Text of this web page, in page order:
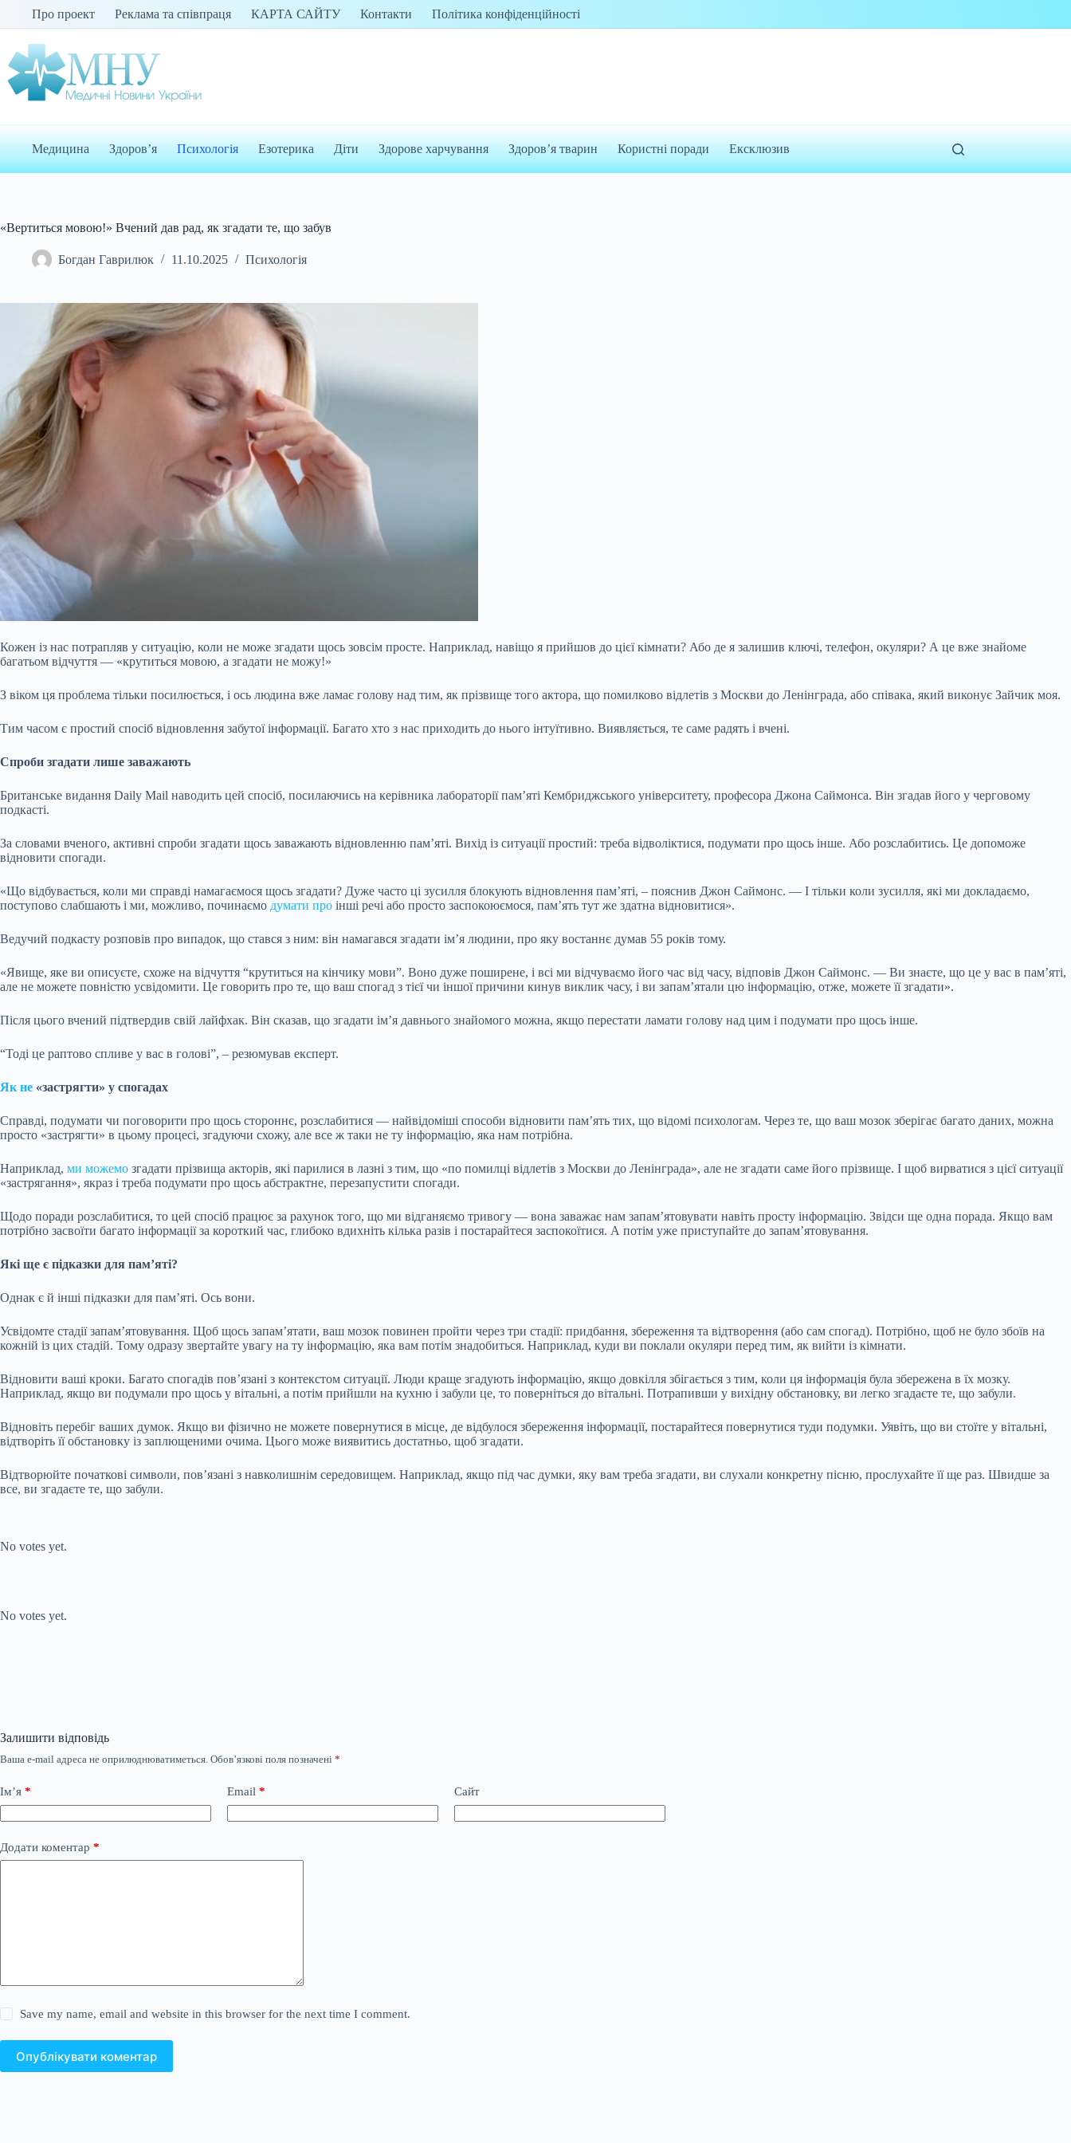
Про проект Реклама та співпраця КАРТА САЙТУ Контакти Політика конфіденційності
Медицина Здоров’я Психологія Езотерика Діти Здорове харчування Здоров’я тварин Користні поради Ексклюзив
«Вертиться мовою!» Вчений дав рад, як згадати те, що забув
Богдан Гаврилюк 11.10.2025 Психологія
Кожен із нас потрапляв у ситуацію, коли не може згадати щось зовсім просте. Наприклад, навіщо я прийшов до цієї кімнати? Або де я залишив ключі, телефон, окуляри? А це вже знайоме
багатьом відчуття — «крутиться мовою, а згадати не можу!»
З віком ця проблема тільки посилюється, і ось людина вже ламає голову над тим, як прізвище того актора, що помилково відлетів з Москви до Ленінграда, або співака, який виконує Зайчик моя.
Тим часом є простий спосіб відновлення забутої інформації. Багато хто з нас приходить до нього інтуїтивно. Виявляється, те саме радять і вчені.
Спроби згадати лише заважають
Британське видання Daily Mail наводить цей спосіб, посилаючись на керівника лабораторії пам’яті Кембриджського університету, професора Джона Саймонса. Він згадав його у черговому
подкасті.
За словами вченого, активні спроби згадати щось заважають відновленню пам’яті. Вихід із ситуації простий: треба відволіктися, подумати про щось інше. Або розслабитись. Це допоможе
відновити спогади.
«Що відбувається, коли ми справді намагаємося щось згадати? Дуже часто ці зусилля блокують відновлення пам’яті, – пояснив Джон Саймонс. — І тільки коли зусилля, які ми докладаємо,
поступово слабшають і ми, можливо, починаємо думати про інші речі або просто заспокоюємося, пам’ять тут же здатна відновитися».
Ведучий подкасту розповів про випадок, що стався з ним: він намагався згадати ім’я людини, про яку востаннє думав 55 років тому.
«Явище, яке ви описуєте, схоже на відчуття “крутиться на кінчику мови”. Воно дуже поширене, і всі ми відчуваємо його час від часу, відповів Джон Саймонс. — Ви знаєте, що це у вас в пам’яті,
але не можете повністю усвідомити. Це говорить про те, що ваш спогад з тієї чи іншої причини кинув виклик часу, і ви запам’ятали цю інформацію, отже, можете її згадати».
Після цього вчений підтвердив свій лайфхак. Він сказав, що згадати ім’я давнього знайомого можна, якщо перестати ламати голову над цим і подумати про щось інше.
“Тоді це раптово спливе у вас в голові”, – резюмував експерт.
Як не «застрягти» у спогадах
Справді, подумати чи поговорити про щось стороннє, розслабитися — найвідоміші способи відновити пам’ять тих, що відомі психологам. Через те, що ваш мозок зберігає багато даних, можна
просто «застрягти» в цьому процесі, згадуючи схожу, але все ж таки не ту інформацію, яка нам потрібна.
Наприклад, ми можемо згадати прізвища акторів, які парилися в лазні з тим, що «по помилці відлетів з Москви до Ленінграда», але не згадати саме його прізвище. І щоб вирватися з цієї ситуації
«застрягання», якраз і треба подумати про щось абстрактне, перезапустити спогади.
Щодо поради розслабитися, то цей спосіб працює за рахунок того, що ми відганяємо тривогу — вона заважає нам запам’ятовувати навіть просту інформацію. Звідси ще одна порада. Якщо вам
потрібно засвоїти багато інформації за короткий час, глибоко вдихніть кілька разів і постарайтеся заспокоїтися. А потім уже приступайте до запам’ятовування.
Які ще є підказки для пам’яті?
Однак є й інші підказки для пам’яті. Ось вони.
Усвідомте стадії запам’ятовування. Щоб щось запам’ятати, ваш мозок повинен пройти через три стадії: придбання, збереження та відтворення (або сам спогад). Потрібно, щоб не було збоїв на
кожній із цих стадій. Тому одразу звертайте увагу на ту інформацію, яка вам потім знадобиться. Наприклад, куди ви поклали окуляри перед тим, як вийти із кімнати.
Відновити ваші кроки. Багато спогадів пов’язані з контекстом ситуації. Люди краще згадують інформацію, якщо довкілля збігається з тим, коли ця інформація була збережена в їх мозку.
Наприклад, якщо ви подумали про щось у вітальні, а потім прийшли на кухню і забули це, то поверніться до вітальні. Потрапивши у вихідну обстановку, ви легко згадаєте те, що забули.
Відновіть перебіг ваших думок. Якщо ви фізично не можете повернутися в місце, де відбулося збереження інформації, постарайтеся повернутися туди подумки. Уявіть, що ви стоїте у вітальні,
відтворіть її обстановку із заплющеними очима. Цього може виявитись достатньо, щоб згадати.
Відтворюйте початкові символи, пов’язані з навколишнім середовищем. Наприклад, якщо під час думки, яку вам треба згадати, ви слухали конкретну пісню, прослухайте її ще раз. Швидше за
все, ви згадаєте те, що забули.
No votes yet.
No votes yet.
Залишити відповідь
Ваша e-mail адреса не оприлюднюватиметься. Обов’язкові поля позначені *
Ім’я * Email * Сайт
Додати коментар *
Save my name, email and website in this browser for the next time I comment.
Опублікувати коментар